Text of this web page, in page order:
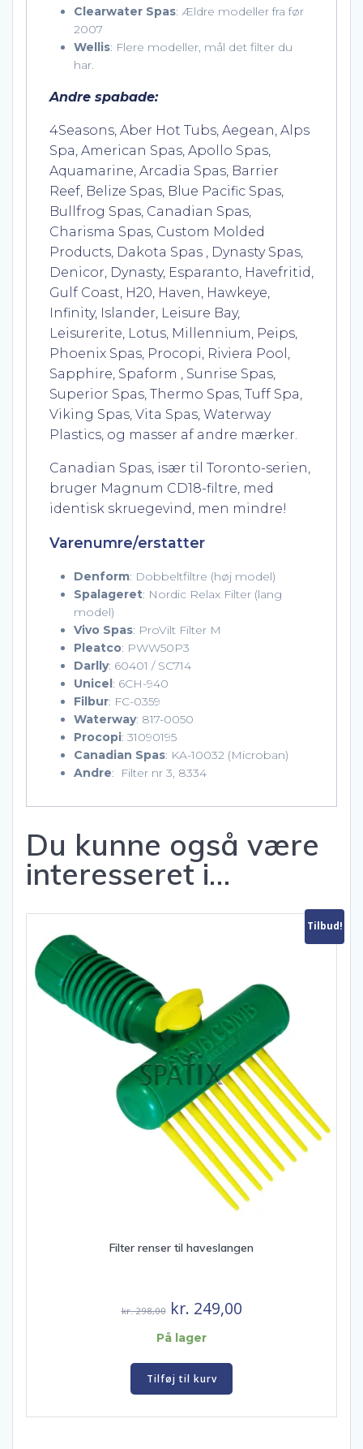
Clearwater Spas: Ældre modeller fra før
2007
Wellis: Flere modeller, mål det filter du
har.
Andre spabade:
4Seasons, Aber Hot Tubs, Aegean, Alps
Spa, American Spas, Apollo Spas,
Aquamarine, Arcadia Spas, Barrier
Reef, Belize Spas, Blue Pacific Spas,
Bullfrog Spas, Canadian Spas,
Charisma Spas, Custom Molded
Products, Dakota Spas , Dynasty Spas,
Denicor, Dynasty, Esparanto, Havefritid,
Gulf Coast, H20, Haven, Hawkeye,
Infinity, Islander, Leisure Bay,
Leisurerite, Lotus, Millennium, Peips,
Phoenix Spas, Procopi, Riviera Pool,
Sapphire, Spaform , Sunrise Spas,
Superior Spas, Thermo Spas, Tuff Spa,
Viking Spas, Vita Spas, Waterway
Plastics, og masser af andre mærker.
Canadian Spas, især til Toronto-serien,
bruger Magnum CD18-filtre, med
identisk skruegevind, men mindre!
Varenumre/erstatter
Denform: Dobbeltfiltre (høj model)
Spalageret: Nordic Relax Filter (lang
model)
Vivo Spas: ProVilt Filter M
Pleatco: PWW50P3
Darlly: 60401 / SC714
Unicel: 6CH-940
Filbur: FC-0359
Waterway: 817-0050
Procopi: 31090195
Canadian Spas: KA-10032 (Microban)
Andre: Filter nr 3, 8334
Du kunne også være
interesseret i…
Tilbud!
Filter renser til haveslangen
kr.298,00 Den
oprindelige
var:
kr. 298,00.
kr. 249,00Den
På lager
Tilføj til kurv